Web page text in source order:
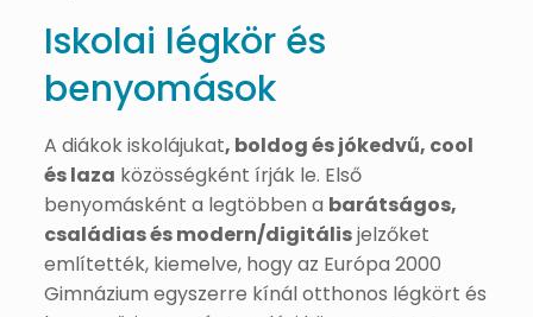
Iskolai légkör és
benyomások
A diákok iskolájukat, boldog és jókedvű, cool
és laza közösségként írják le. Első
benyomásként a legtöbben a barátságos,
családias és modern/digitálisjelzőket
említették, kiemelve, hogy az Európa 2000
Gimnázium egyszerre kínál otthonos légkört és